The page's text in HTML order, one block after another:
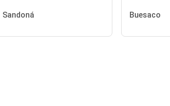
Sandoná Buesaco